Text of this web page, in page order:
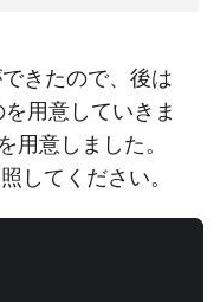
きたので、後は
用意していきま
用意しました。
してください。